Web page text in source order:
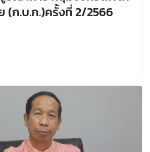
(ก.บ.ก.)ครั้งที่ 2/2566